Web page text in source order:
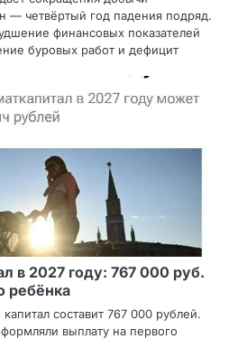
— четвёртый год падения подряд.
финансовых показателей
буровых работ и дефицит
в 2027 году: 767 000 руб.
ребёнка
составит 767 000 рублей.
выплату на первого